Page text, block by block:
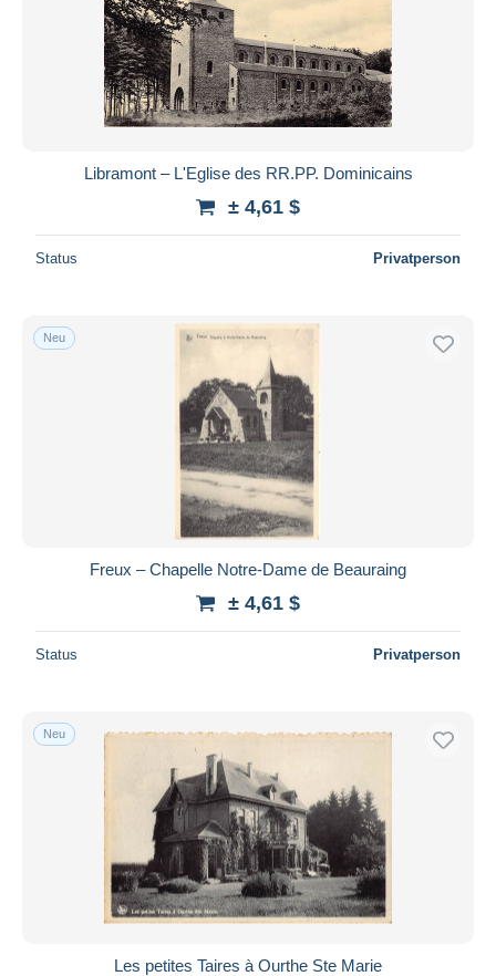
Libramont – L'Eglise des RR.PP. Dominicains
± 4,61 $
Status Privatperson
Neu
Freux – Chapelle Notre-Dame de Beauraing
± 4,61 $
Status Privatperson
Neu
Les petites Taires à Ourthe Ste Marie